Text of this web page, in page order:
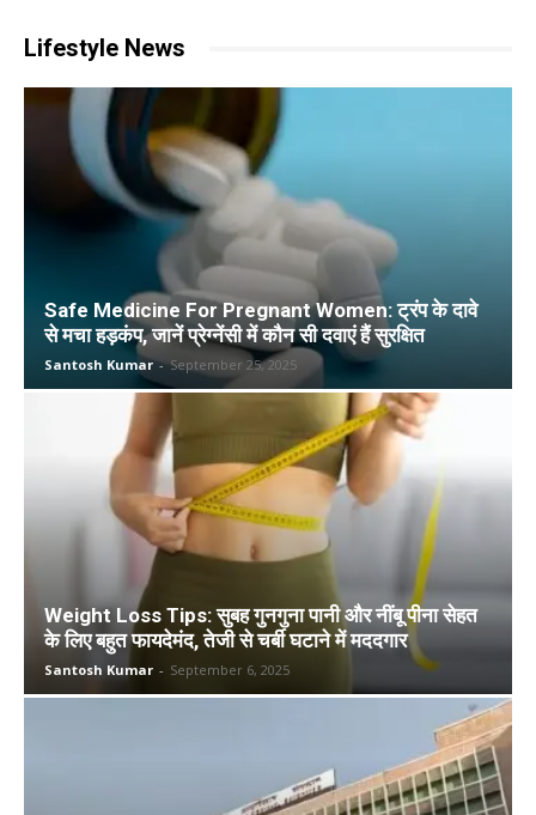
Lifestyle News
Safe Medicine For Pregnant Women: ट्रंप के दावे
से मचा हड़कंप, जानें प्रेग्नेंसी में कौन सी दवाएं हैं सुरक्षित
Santosh Kumar - September 25, 2025
Weight Loss Tips: सुबह गुनगुना पानी और नींबू पीना सेहत
के लिए बहुत फायदेमंद, तेजी से चर्बी घटाने में मददगार
Santosh Kumar - September 6, 2025